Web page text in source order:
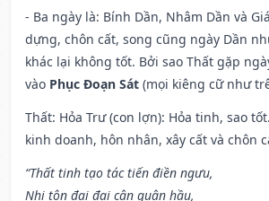
- Ba ngày là: Bính Dần, Nhâm Dần và
dựng, chôn cất, song cũng ngày Dần
khác lại không tốt. Bởi sao Thất gặp
vào Phục Đoạn Sát (mọi kiêng cữ như
Thất: Hỏa Trư (con lợn): Hỏa tinh, sao
kinh doanh, hôn nhân, xây cất và chôn
“Thất tinh tạo tác tiến điền ngưu,
Nhi tôn đại đại cận quân hầu,